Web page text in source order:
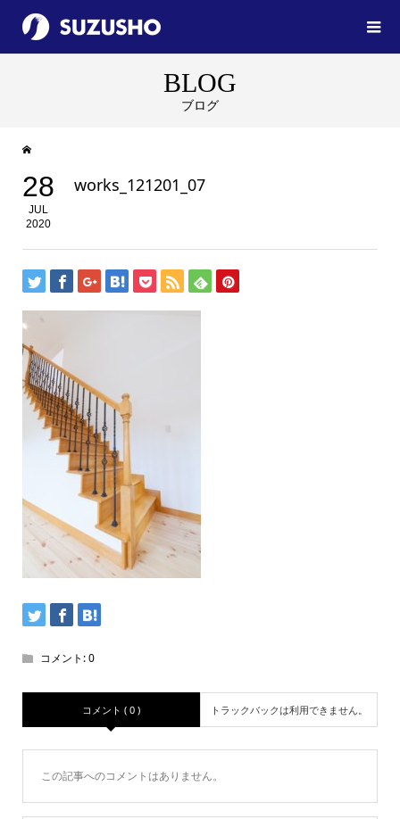
BLOG
ブログ
28
JUL
2020
works_121201_07
コメント:0
コメント ( 0 ) トラックバックは利用できません。
この記事へのコメントはありません。